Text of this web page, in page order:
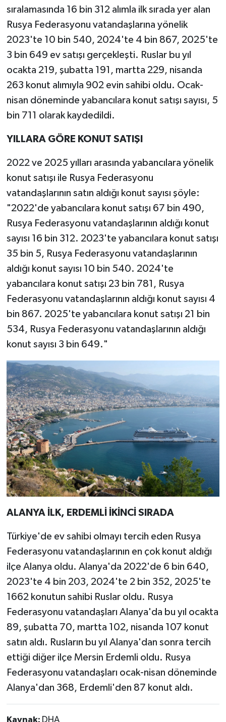
sıralamasında 16 bin 312 alımla ilk sırada yer alan
Rusya Federasyonu vatandaşlarına yönelik
2023'te 10 bin 540, 2024'te 4 bin 867, 2025'te
3 bin 649 ev satışı gerçekleşti. Ruslar bu yıl
ocakta 219, şubatta 191, martta 229, nisanda
263 konut alımıyla 902 evin sahibi oldu. Ocak-
nisan döneminde yabancılara konut satışı sayısı, 5
bin 711 olarak kaydedildi.
YILLARA GÖRE KONUT SATIŞI
2022 ve 2025 yılları arasında yabancılara yönelik
konut satışı ile Rusya Federasyonu
vatandaşlarının satın aldığı konut sayısı şöyle:
"2022'de yabancılara konut satışı 67 bin 490,
Rusya Federasyonu vatandaşlarının aldığı konut
sayısı 16 bin 312. 2023'te yabancılara konut satışı
35 bin 5, Rusya Federasyonu vatandaşlarının
aldığı konut sayısı 10 bin 540. 2024'te
yabancılara konut satışı 23 bin 781, Rusya
Federasyonu vatandaşlarının aldığı konut sayısı 4
bin 867. 2025'te yabancılara konut satışı 21 bin
534, Rusya Federasyonu vatandaşlarının aldığı
konut sayısı 3 bin 649."
ALANYA İLK, ERDEMLİ İKİNCİ SIRADA
Türkiye'de ev sahibi olmayı tercih eden Rusya
Federasyonu vatandaşlarının en çok konut aldığı
ilçe Alanya oldu. Alanya'da 2022'de 6 bin 640,
2023'te 4 bin 203, 2024'te 2 bin 352, 2025'te
1662 konutun sahibi Ruslar oldu. Rusya
Federasyonu vatandaşları Alanya'da bu yıl ocakta
89, şubatta 70, martta 102, nisanda 107 konut
satın aldı. Rusların bu yıl Alanya'dan sonra tercih
ettiği diğer ilçe Mersin Erdemli oldu. Rusya
Federasyonu vatandaşları ocak-nisan döneminde
Alanya'dan 368, Erdemli'den 87 konut aldı.
Kaynak: DHA